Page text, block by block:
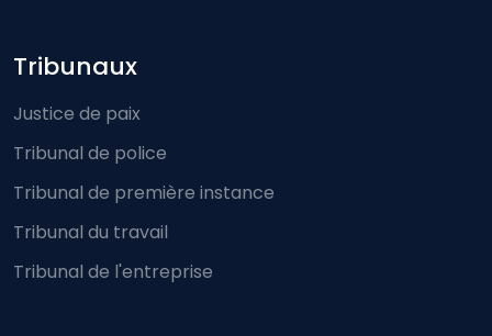
Footer-menu
Tribunaux
Justice de paix
Tribunal de police
Tribunal de première instance
Tribunal du travail
Tribunal de l'entreprise